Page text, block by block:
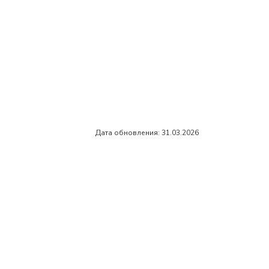
Дата обновления: 31.03.2026